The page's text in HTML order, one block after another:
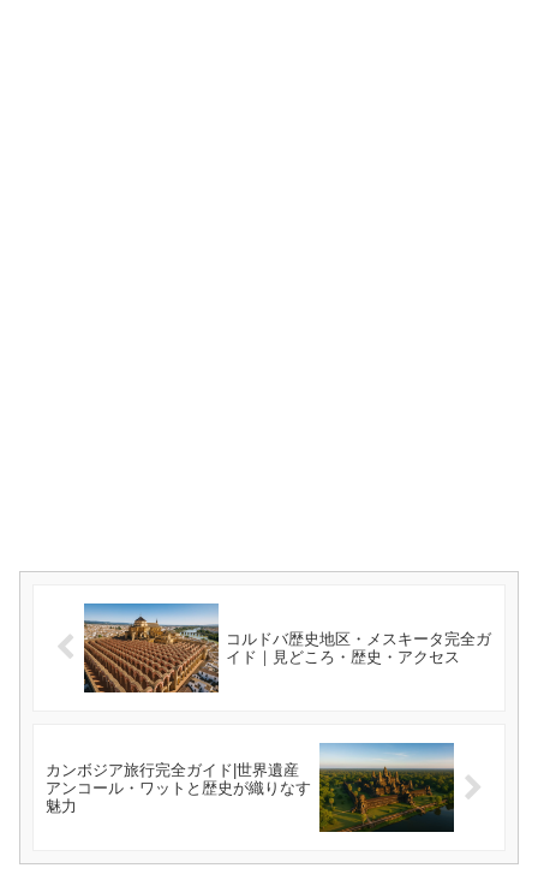
コルドバ歴史地区・メスキータ完全ガ
イド｜見どころ・歴史・アクセス
カンボジア旅行完全ガイド|世界遺産
アンコール・ワットと歴史が織りなす
魅力